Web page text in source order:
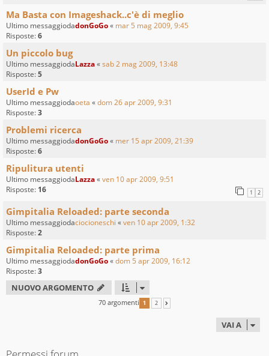
Ma Basta con Imageshack..c'è di meglio
Ultimo messaggiodadonGoGo« mar 5 mag 2009, 9:45
Risposte:6
Un piccolo bug
Ultimo messaggiodaLazza«sab 2 mag 2009, 13:48
Risposte:5
UserId e Pw
Ultimo messaggiodaoeta «dom 26 apr 2009, 9:31
Risposte:3
Problemi ricerca
Ultimo messaggiodadonGoGo« mer 15 apr 2009, 21:39
Risposte:6
Ripulitura utenti
Ultimo messaggiodaLazza«ven 10 apr 2009, 9:51
Risposte: 16 1 2
Gimpitalia Reloaded: parte seconda
Ultimo messaggiodaciocioneschi «ven 10 apr 2009, 1:32
Risposte:2
Gimpitalia Reloaded: parte prima
Ultimo messaggiodadonGoGo«dom 5 apr 2009, 16:12
Risposte:3
NUOVO ARGOMENTO
70 argomenti 1 2
VAI A